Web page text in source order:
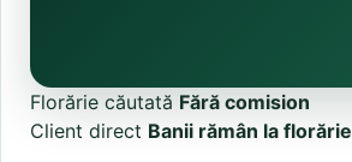
Florărie căutată Fără comision
Client direct Banii rămân la florărie